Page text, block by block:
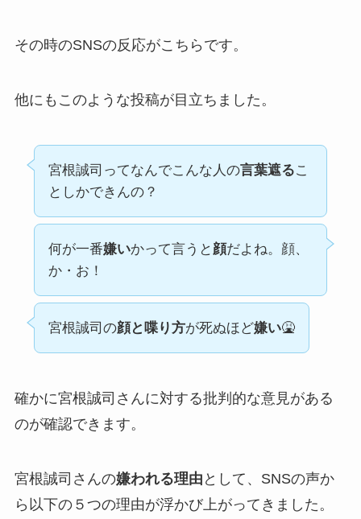
その時のSNSの反応がこちらです。
他にもこのような投稿が目立ちました。
宮根誠司ってなんでこんな人の言葉遮るこ
としかできんの？
何が一番嫌いかって言うと 顔だよね。顔、
か・お！
宮根誠司の顔と喋り方が死ぬほど嫌い🤮
確かに宮根誠司さんに対する批判的な意見がある
のが確認できます。
宮根誠司さんの嫌われる理由 として、SNSの声か
ら以下の５つの理由が浮かび上がってきました。